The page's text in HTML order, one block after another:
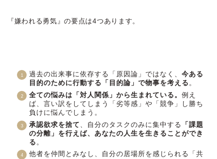
『嫌われる勇気』の要点は4つあります。
過去の出来事に依存する「原因論」ではなく、 今ある
目的のために行動する「目的論」で物事を考える 。
全ての悩みは「対人関係」から生まれている。 例え
ば、言い訳をしてしまう「劣等感」や「競争」し勝ち
負けに悩んでしまう。
承認欲求を捨て
、自分のタスクのみに集中する
「課題
の分離」を行えば、あなたの人生を生きることができ
る 。
他者を仲間とみなし、自分の居場所を感じられる「共